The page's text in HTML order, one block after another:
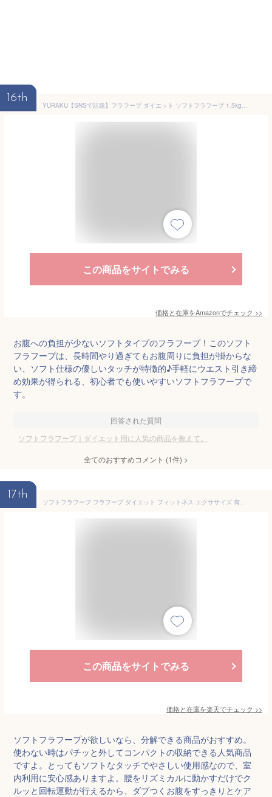
16th
YURAKU【SNSで話題】フラフープ ダイエット ソフトフラフープ 1.5kg 痛くなりにくい 静音 落ちにくい 大人用 初心者 ウエスト引き締め 2026年モデル 収納袋付き 日本語説明書 (パープル)
この商品をサイトでみる
価格と在庫をAmazonでチェック >>
お腹への負担が少ないソフトタイプのフラフープ！このソフト
フラフープは、長時間やり過ぎてもお腹周りに負担が掛からな
い、ソフト仕様の優しいタッチが特徴的♪手軽にウエスト引き締
め効果が得られる、初心者でも使いやすいソフトフラフープで
す。
回答された質問
ソフトフラフープ｜ダイエット用に人気の商品を教えて。
全てのおすすめコメント (1件) >
17th
ソフトフラフープ フラフープ ダイエット フィットネス エクササイズ 有酸素運動 室内運動 ウエスト引き締め お腹痩せ 腹筋運動 組み立て簡単 クッション付き 初心者向け 大人用 子供用 家トレ 静音設計 健康グッズ コンパクト収納
この商品をサイトでみる
価格と在庫を楽天でチェック >>
ソフトフラフープが欲しいなら、分解できる商品がおすすめ。
使わない時はパチッと外してコンパクトの収納できる人気商品
ですよ。とってもソフトなタッチでやさしい使用感なので、室
内利用に安心感ありますよ。腰をリズミカルに動かすだけでク
ルッと回転運動が行えるから、ダブつくお腹をすっきりとケア